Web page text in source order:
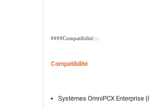
####Compatibilité::::
Compatibilité
Systèmes OmniPCX Enterprise